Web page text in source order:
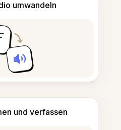
umwandeln
und verfassen